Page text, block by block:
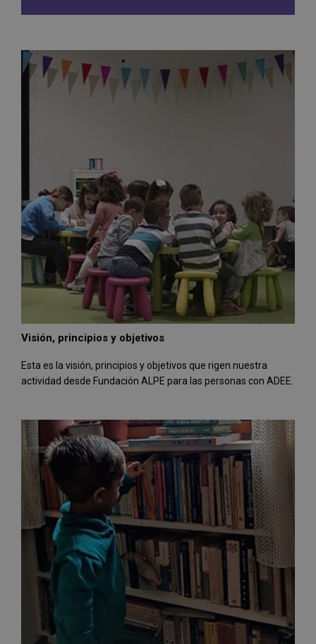
Visión, principios y objetivos
Esta es la visión, principios y objetivos que rigen nuestra
actividad desde Fundación ALPE para las personas con ADEE.